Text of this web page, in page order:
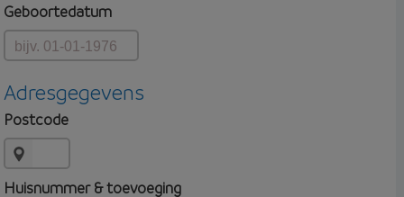
Geboortedatum
Adresgegevens
Postcode
Huisnummer & toevoeging